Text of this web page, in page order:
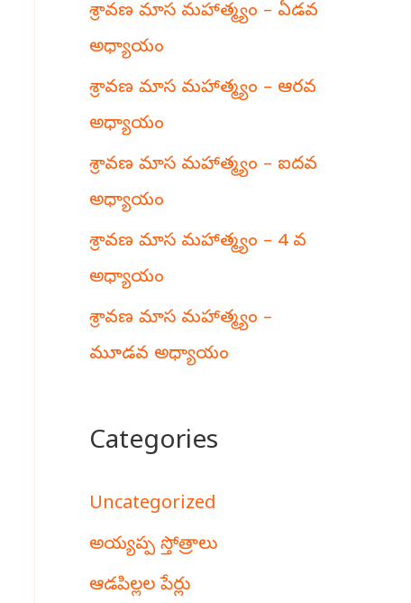
శ్రావణ మాస మహాత్మ్యం – ఏడవ
అధ్యాయం
శ్రావణ మాస మహాత్మ్యం – ఆరవ
అధ్యాయం
శ్రావణ మాస మహాత్మ్యం – ఐదవ
అధ్యాయం
శ్రావణ మాస మహాత్మ్యం – 4 వ
అధ్యాయం
శ్రావణ మాస మహాత్మ్యం –
మూడవ అధ్యాయం
Categories
Uncategorized
అయ్యప్ప స్తోత్రాలు
ఆడపిల్లల పేర్లు